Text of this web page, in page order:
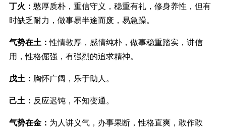
丁火： 憨厚质朴，重信守义，稳重有礼，修身养性，但有
时缺乏耐力，做事易半途而废，易急躁。
气势在土：性情敦厚，感情纯朴，做事稳重踏实，讲信
用，性格倔强，有强烈的追求精神。
戊土： 胸怀广阔，乐于助人。
己土： 反应迟钝，不知变通。
气势在金： 为人讲义气，办事果断，性格直爽，敢作敢